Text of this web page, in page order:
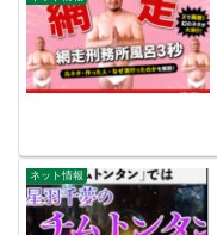
ネット情報